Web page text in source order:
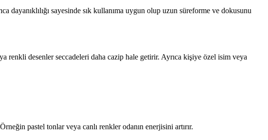
sayesinde sık kullanıma uygun olup uzun süreforme ve dokusunu
renkli desenler seccadeleri daha cazip hale getirir. Ayrıca kişiye özel isim veya
pastel tonlar veya canlı renkler odanın enerjisini artırır.